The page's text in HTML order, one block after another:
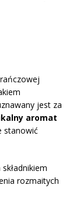
jest za
aromat
stanowić
rozmaitych